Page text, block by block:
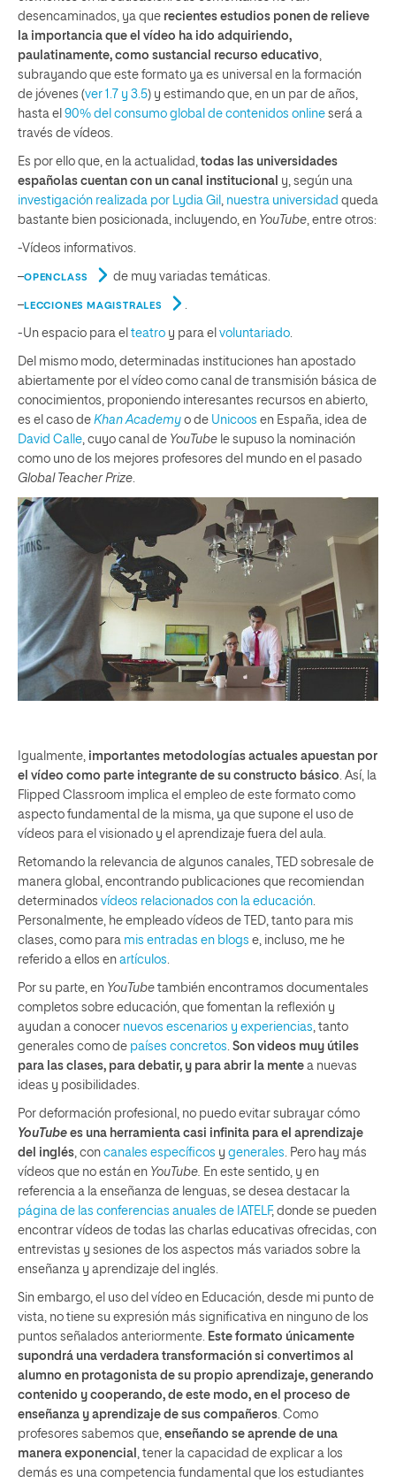
desencaminados, ya que recientes estudios ponen de relieve
la importancia que el vídeo ha ido adquiriendo,
paulatinamente, como sustancial recurso educativo,
subrayando que este formato ya es universal en la formación
de jóvenes (ver 1.7 y 3.5) y estimando que, en un par de años,
hasta el 90% del consumo global de contenidos online será a
través de vídeos.
Es por ello que, en la actualidad, todas las universidades
españolas cuentan con un canal institucional y, según una
investigación realizada por Lydia Gil , nuestra universidad queda
bastante bien posicionada, incluyendo, en YouTube, entre otros:
-Vídeos informativos.
–OPENCLASS de muy variadas temáticas.
–LECCIONES MAGISTRALES .
-Un espacio para el teatro y para el voluntariado.
Del mismo modo, determinadas instituciones han apostado
abiertamente por el vídeo como canal de transmisión básica de
conocimientos, proponiendo interesantes recursos en abierto,
es el caso de Khan Academy o de Unicoos en España, idea de
David Calle, cuyo canal de YouTube le supuso la nominación
como uno de los mejores profesores del mundo en el pasado
Global TeacherPrize.
Igualmente, importantes metodologías actuales apuestan por
el vídeo como parte integrante de su constructo básico. Así, la
Flipped Classroom implica el empleo de este formato como
aspecto fundamental de la misma, ya que supone el uso de
vídeos para el visionado y el aprendizaje fuera del aula.
Retomando la relevancia de algunos canales, TED sobresale de
manera global, encontrando publicaciones que recomiendan
determinados vídeos relacionados con la educación.
Personalmente, he empleado vídeos de TED, tanto para mis
clases, como para mis entradas en blogs e, incluso, me he
referido a ellos en artículos.
Por su parte, en YouTube también encontramos documentales
completos sobre educación, que fomentan la reflexión y
ayudan a conocer nuevos escenarios y experiencias, tanto
generales como de países concretos. Son videos muy útiles
para las clases, para debatir, y para abrir la mente a nuevas
ideas y posibilidades.
Por deformación profesional, no puedo evitar subrayar cómo
YouTube es una herramienta casi infinita para el aprendizaje
del inglés, con canales específicos y generales. Pero hay más
vídeos que no están en YouTube. En este sentido, y en
referencia a la enseñanza de lenguas, se desea destacar la
página de las conferencias anuales de IATELF, donde se pueden
encontrar vídeos de todas las charlas educativas ofrecidas, con
entrevistas y sesiones de los aspectos más variados sobre la
enseñanza y aprendizaje del inglés.
Sin embargo, el uso del vídeo en Educación, desde mi punto de
vista, no tiene su expresión más significativa en ninguno de los
puntos señalados anteriormente. Este formato únicamente
supondrá una verdadera transformación si convertimos al
alumno en protagonista de su propio aprendizaje, generando
contenido y cooperando, de este modo, en el proceso de
enseñanza y aprendizaje de sus compañeros. Como
profesores sabemos que, enseñando se aprende de una
manera exponencial , tener la capacidad de explicar a los
demás es una competencia fundamental que los estudiantes